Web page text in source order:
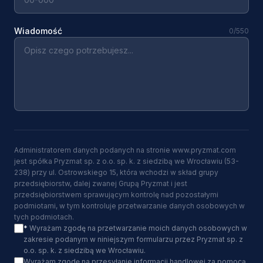
Wiadomość 0/550
Administratorem danych podanych na stronie www.pryzmat.com
jest spółka Pryzmat sp. z o.o. sp. k. z siedzibą we Wrocławiu (53-
238) przy ul. Ostrowskiego 15, która wchodzi w skład grupy
przedsiębiorstw, dalej zwanej Grupą Pryzmat i jest
przedsiębiorstwem sprawującym kontrolę nad pozostałymi
podmiotami, w tym kontroluje przetwarzanie danych osobowych w
tych podmiotach.
* Wyrażam zgodę na przetwarzanie moich danych osobowych w
zakresie podanym w niniejszym formularzu przez Pryzmat sp. z
o.o. sp. k. z siedzibą we Wrocławiu.